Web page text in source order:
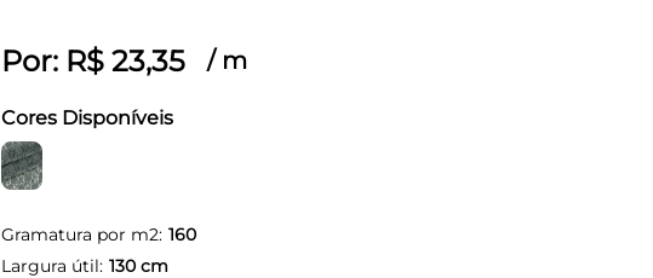
Por: R$ 23,35 / m
Cores Disponíveis
Gramatura por m2: 160
Largura útil: 130cm